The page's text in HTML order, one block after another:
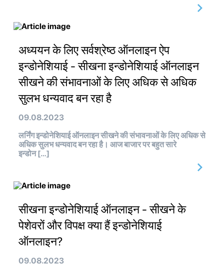
अध्ययन के लिए सर्वश्रेष्ठ ऑनलाइन ऐप
इन्डोनेशियाई - सीखना इन्डोनेशियाई ऑनलाइन
सीखने की संभावनाओं के लिए अधिक से अधिक
सुलभ धन्यवाद बन रहा है
09.08.2023
लर्निंग इन्डोनेशियाई ऑनलाइन सीखने की संभावनाओं के लिए अधिक से
अधिक सुलभ धन्यवाद बन रहा है। आज बाजार पर बहुत सारे
इन्डोन […]
सीखना इन्डोनेशियाई ऑनलाइन - सीखने के
पेशेवरों और विपक्ष क्या हैं इन्डोनेशियाई
ऑनलाइन?
09.08.2023